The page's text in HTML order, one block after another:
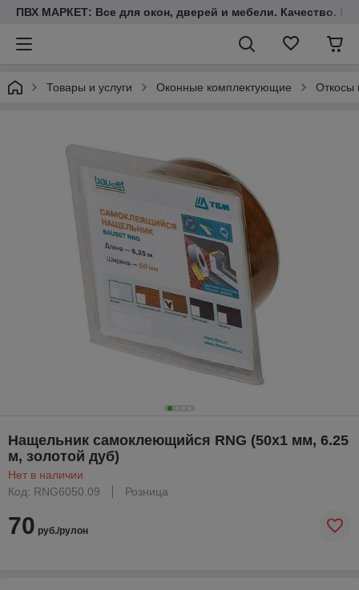
ПВХ МАРКЕТ: Все для окон, дверей и мебели. Качество.
Товары и услуги Оконные комплектующие Откосы
Нащельник самоклеющийся RNG (50x1 мм, 6.25
м, золотой дуб)
Нет в наличии
Код: RNG6050.09
Розница
70 руб./рулон